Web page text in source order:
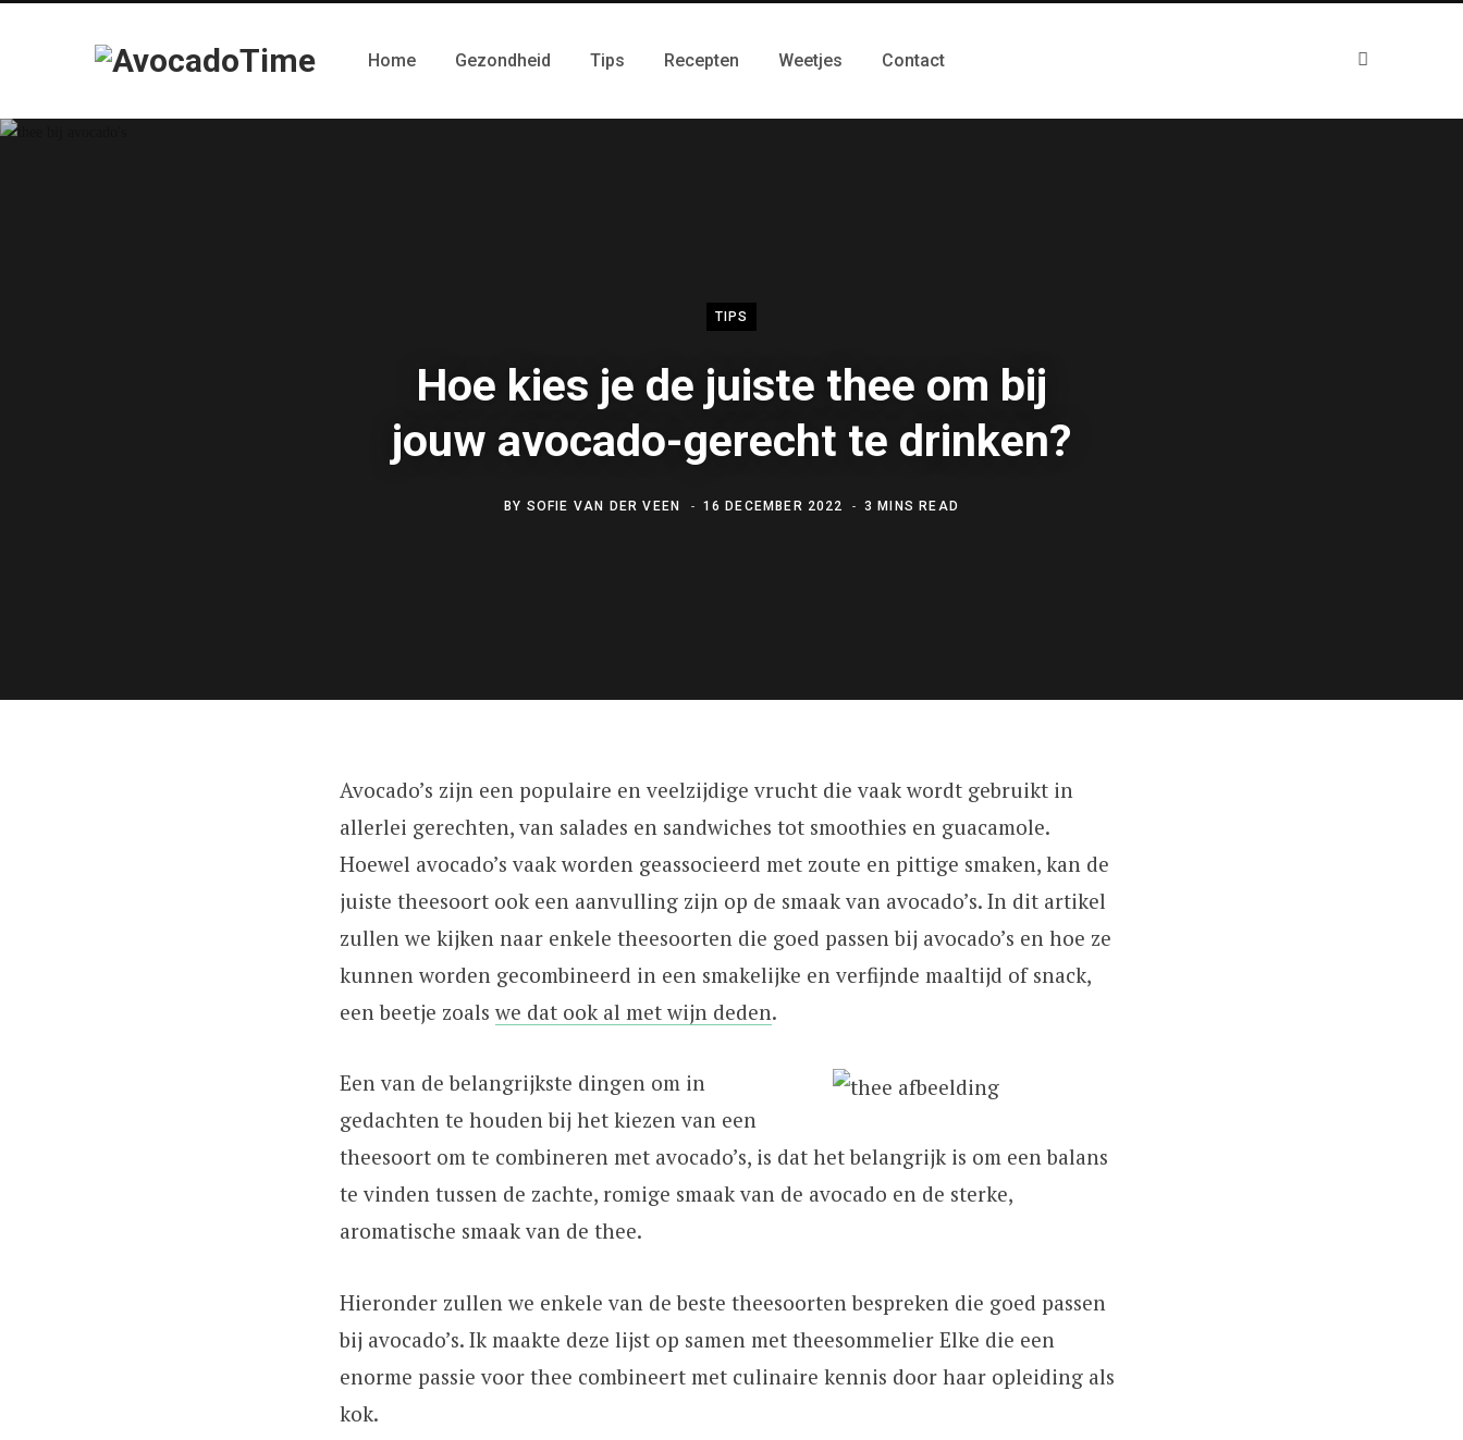
Home Gezondheid Tips Recepten Weetjes Contact
TIPS
Hoe kies je de juiste thee om bij
jouw avocado-gerecht te drinken?
BY SOFIE VAN DER VEEN 16 DECEMBER 2022 3 MINS READ
Avocado’s zijn een populaire en veelzijdige vrucht die vaak wordt gebruikt in
allerlei gerechten, van salades en sandwiches tot smoothies en guacamole.
Hoewel avocado’s vaak worden geassocieerd met zoute en pittige smaken, kan de
juiste theesoort ook een aanvulling zijn op de smaak van avocado’s. In dit artikel
zullen we kijken naar enkele theesoorten die goed passen bij avocado’s en hoe ze
kunnen worden gecombineerd in een smakelijke en verfijnde maaltijd of snack,
een beetje zoals we dat ook al met wijn deden.
Een van de belangrijkste dingen om in
gedachten te houden bij het kiezen van een
theesoort om te combineren met avocado’s, is dat het belangrijk is om een balans
te vinden tussen de zachte, romige smaak van de avocado en de sterke,
aromatische smaak van de thee.
Hieronder zullen we enkele van de beste theesoorten bespreken die goed passen
bij avocado’s. Ik maakte deze lijst op samen met theesommelier Elke die een
enorme passie voor thee combineert met culinaire kennis door haar opleiding als
kok.